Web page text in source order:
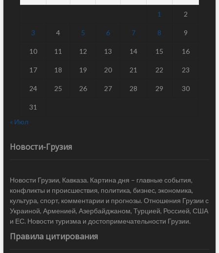
1 2
3 4 5 6 7 8 9
10 11 12 13 14 15 16
17 18 19 20 21 22 23
24 25 26 27 28 29 30
31
« Июл
Новости-Грузия
Новости Грузии, Кавказа. Картина дня – главные события,
конфликты и происшествия, политика, бизнес, экономика,
культура, спорт, комментарии и прогнозы. Отношения Грузии с
Украиной, Арменией, Азербайджаном, Турцией, Россией, США
и ЕС. Новости туризма и достопримечательности Грузии.
Правила цитирования